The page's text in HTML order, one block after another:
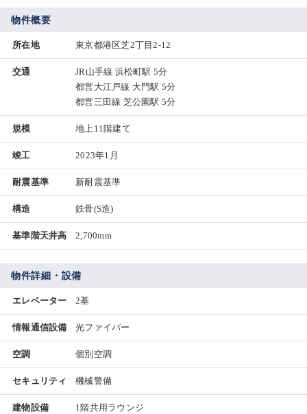
物件概要
所在地 東京都港区芝2丁目2-12
交通
JR山手線 浜松町駅 5分
都営大江戸線 大門駅 5分
都営三田線 芝公園駅 5分
規模 地上11階建て
竣工 2023年1月
耐震基準 新耐震基準
構造 鉄骨(S造)
基準階天井高 2,700mm
物件詳細・設備
エレベーター 2基
情報通信設備 光ファイバー
空調 個別空調
セキュリティ 機械警備
建物設備
1階共用ラウンジ